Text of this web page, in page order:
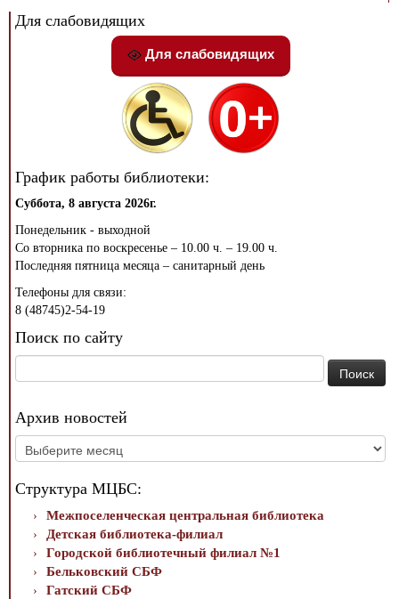
Для слабовидящих
Для слабовидящих
График работы библиотеки:
Суббота, 8 августа 2026г.
Понедельник - выходной
Со вторника по воскресенье – 10.00 ч. – 19.00 ч.
Последняя пятница месяца – санитарный день
Телефоны для связи:
8 (48745)2-54-19
Поиск по сайту
Архив новостей
Архив
новостей
Структура МЦБС:
Межпоселенческая центральная библиотека
Детская библиотека-филиал
Городской библиотечный филиал №1
Бельковский СБФ
Гатский СБФ